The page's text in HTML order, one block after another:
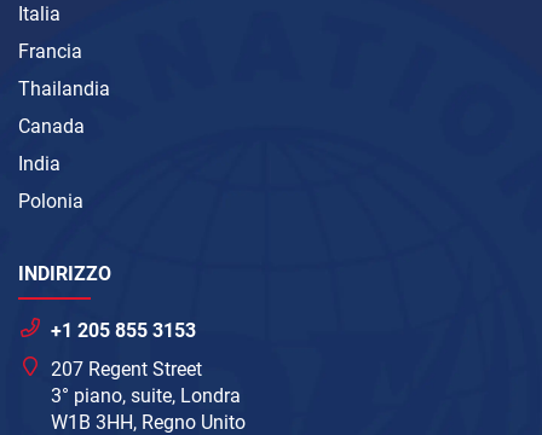
Italia
Francia
Thailandia
Canada
India
Polonia
INDIRIZZO
+1 205 855 3153
207 Regent Street
3° piano, suite, Londra
W1B 3HH, Regno Unito